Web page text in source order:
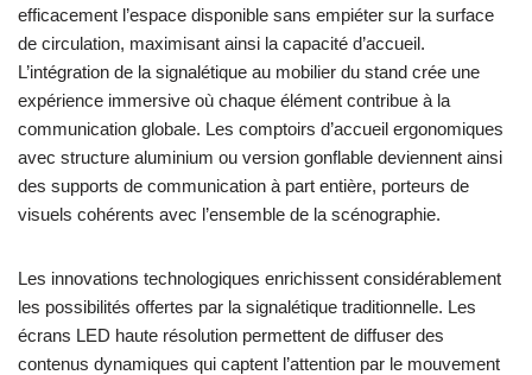
efficacement l’espace disponible sans empiéter sur la surface
de circulation, maximisant ainsi la capacité d’accueil.
L’intégration de la signalétique au mobilier du stand crée une
expérience immersive où chaque élément contribue à la
communication globale. Les comptoirs d’accueil ergonomiques
avec structure aluminium ou version gonflable deviennent ainsi
des supports de communication à part entière, porteurs de
visuels cohérents avec l’ensemble de la scénographie.
Les innovations technologiques enrichissent considérablement
les possibilités offertes par la signalétique traditionnelle. Les
écrans LED haute résolution permettent de diffuser des
contenus dynamiques qui captent l’attention par le mouvement